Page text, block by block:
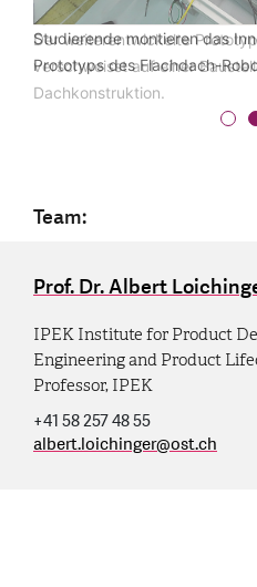
Der weiterentwickelte
verschweisst auf einer
Dachkonstruktion.
Studierende montieren das
Prototyps des Flachdach-
Team:
Prof. Dr. Albert
IPEK Institute for Product
Engineering and Product
Professor, IPEK
+41 58 257 48 55
albert.loichinger@ost.ch